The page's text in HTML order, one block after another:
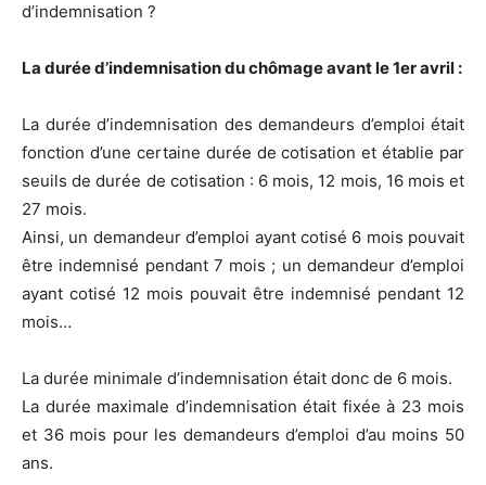
d’indemnisation ?
La durée d’indemnisation du chômage avant le 1er avril :
La durée d’indemnisation des demandeurs d’emploi était
fonction d’une certaine durée de cotisation et établie par
seuils de durée de cotisation : 6 mois, 12 mois, 16 mois et
27 mois.
Ainsi, un demandeur d’emploi ayant cotisé 6 mois pouvait
être indemnisé pendant 7 mois ; un demandeur d’emploi
ayant cotisé 12 mois pouvait être indemnisé pendant 12
mois…
La durée minimale d’indemnisation était donc de 6 mois.
La durée maximale d’indemnisation était fixée à 23 mois
et 36 mois pour les demandeurs d’emploi d’au moins 50
ans.